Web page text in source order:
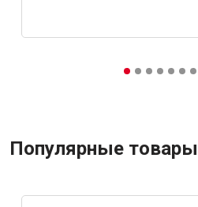
Популярные товары